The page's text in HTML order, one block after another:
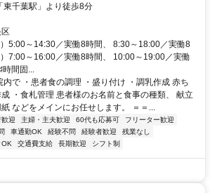
東千葉駅」より徒歩8分
5:00～14:30／実働8時間、 8:30～18:00／実働8
7:00～16:00／実働8時間、 10:00～19:00／実働
時間固...
内で ・患者食の調理 ・盛り付け ・調乳作成 赤ち
・食札管理 患者様のお名前と食事の種類、 献立
などをメインにお任せします。 ＝＝...
迎 主婦・主夫歓迎 60代も応募可
フリーター歓迎
車通勤OK 経験不問 経験者歓迎
残業なし
OK 交通費支給 長期歓迎 シフト制